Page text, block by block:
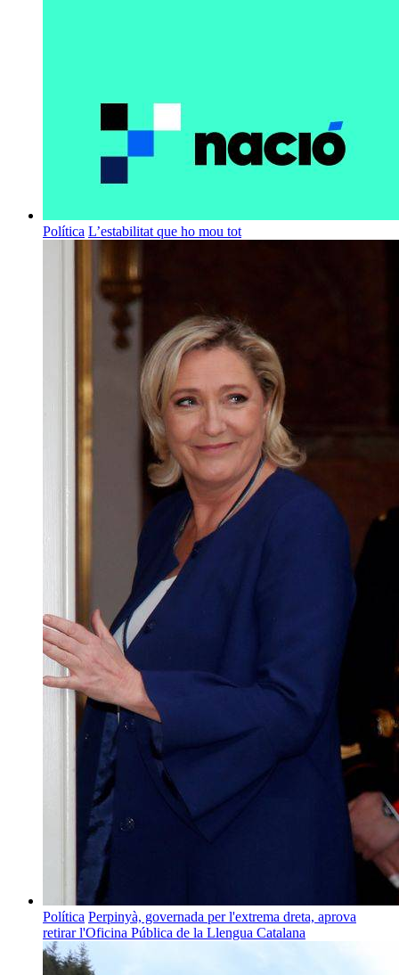
Política L’estabilitat que ho mou tot
Política Perpinyà, governada per l'extrema dreta, aprova
retirar l'Oficina Pública de la Llengua Catalana